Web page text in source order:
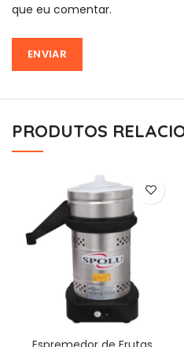
que eu comentar.
PRODUTOS